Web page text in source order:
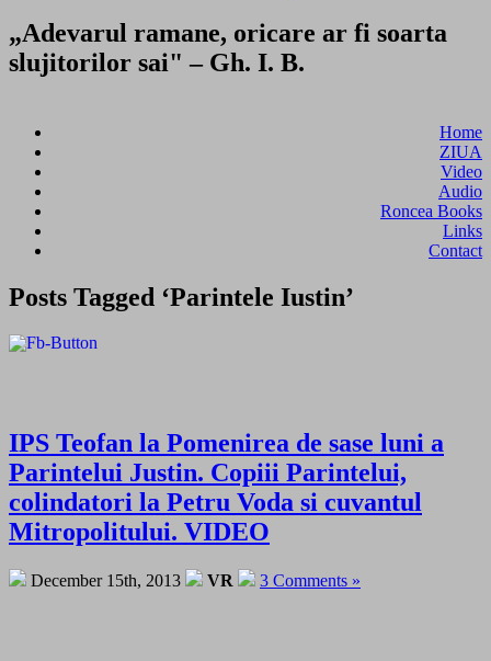
„Adevarul ramane, oricare ar fi soarta
slujitorilor sai" – Gh. I. B.
Home
ZIUA
Video
Audio
Roncea Books
Links
Contact
Posts Tagged ‘Parintele Iustin’
IPS Teofan la Pomenirea de sase luni a
Parintelui Justin. Copiii Parintelui,
colindatori la Petru Voda si cuvantul
Mitropolitului. VIDEO
December 15th, 2013 VR 3 Comments »